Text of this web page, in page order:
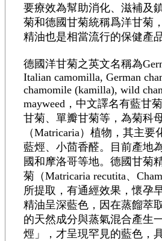
要療效為幫助消化、滋補及
菊和德國甘菊統稱爲洋甘菊
精油也是相當流行的保健產品
德國洋甘菊之英文名稱為
Italian camomilla, German
chamomile (kamilla), wild
mayweed，中文譯名有藍甘
甘菊、單瓣甘菊等，為菊科
（Matricaria）植物，其主
藍烴、小茴香醛。目前產地
國和摩洛哥等地。德國甘菊
菊（Matricaria recutita、
所提取，有通經效果，懷孕
精油呈深藍色，因在蒸餾萃
的天然成分與蒸氣混合產生
烴」，才呈現罕見的藍色，